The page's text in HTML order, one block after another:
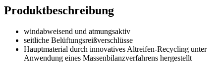
Produktbeschreibung
windabweisend und atmungsaktiv
seitliche Belüftungsreißverschlüsse
Hauptmaterial durch innovatives Altreifen-Recycling unter
Anwendung eines Massenbilanzverfahrens hergestellt